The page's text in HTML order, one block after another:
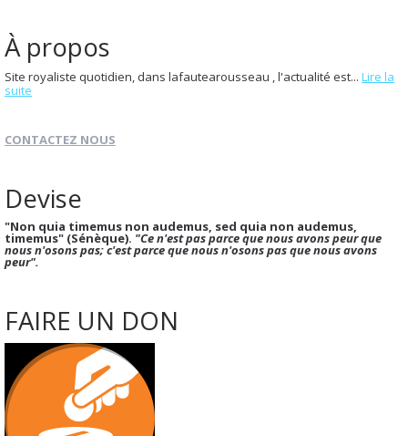
À propos
Site royaliste quotidien, dans lafautearousseau , l'actualité est... Lire la
suite
CONTACTEZ NOUS
Devise
"Non quia timemus non audemus, sed quia non audemus,
timemus" (Sénèque). "Ce n'est pas parce que nous avons peur que
nous n'osons pas; c'est parce que nous n'osons pas que nous avons
peur".
FAIRE UN DON